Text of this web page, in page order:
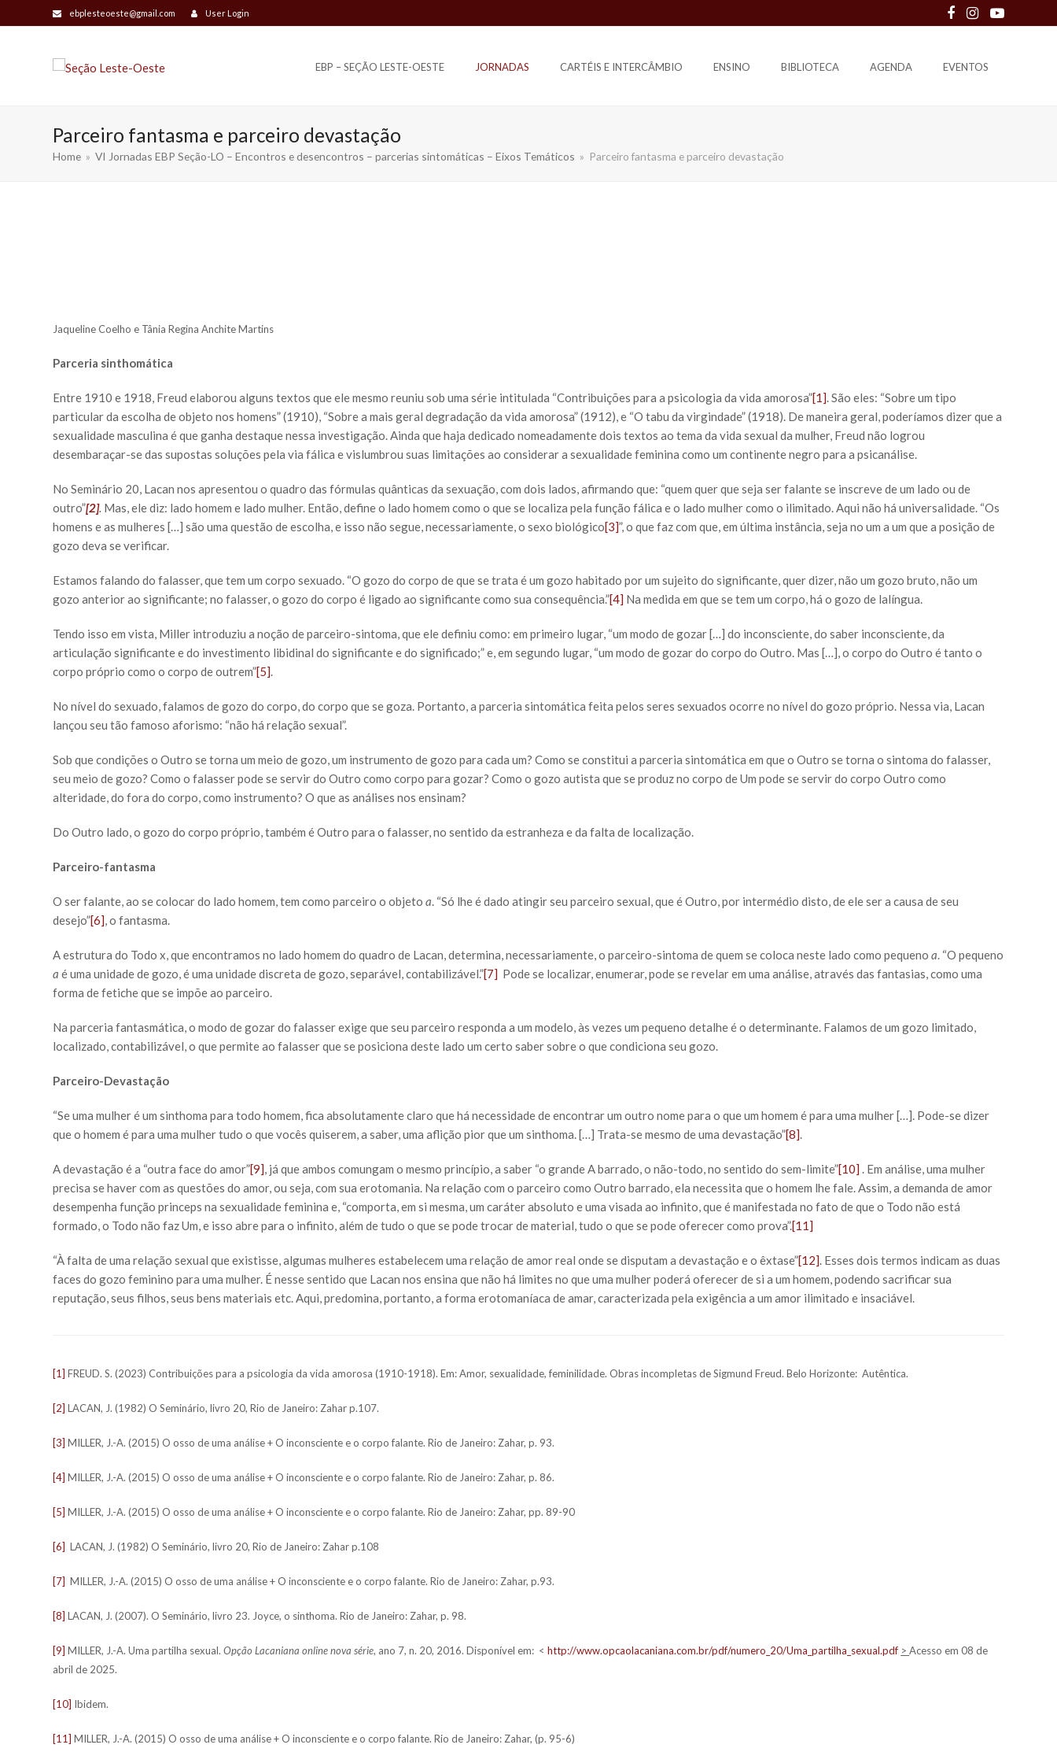
ebplesteoeste@gmail.com User Login Facebook
Instagram
Youtube
EBP – SEÇÃO LESTE-OESTE JORNADAS CARTÉIS E INTERCÂMBIO ENSINO BIBLIOTECA AGENDA EVENTOS
Parceiro fantasma e parceiro devastação
Home » VI Jornadas EBP Seção-LO – Encontros e desencontros – parcerias sintomáticas – Eixos Temáticos » Parceiro fantasma e parceiro devastação
Jaqueline Coelho e Tânia Regina Anchite Martins
Parceria sinthomática
Entre 1910 e 1918, Freud elaborou alguns textos que ele mesmo reuniu sob uma série intitulada “Contribuições para a psicologia da vida amorosa”[1]. São eles: “Sobre um tipo
particular da escolha de objeto nos homens” (1910), “Sobre a mais geral degradação da vida amorosa” (1912), e “O tabu da virgindade” (1918). De maneira geral, poderíamos dizer que a
sexualidade masculina é que ganha destaque nessa investigação. Ainda que haja dedicado nomeadamente dois textos ao tema da vida sexual da mulher, Freud não logrou
desembaraçar-se das supostas soluções pela via fálica e vislumbrou suas limitações ao considerar a sexualidade feminina como um continente negro para a psicanálise.
No Seminário 20, Lacan nos apresentou o quadro das fórmulas quânticas da sexuação, com dois lados, afirmando que: “quem quer que seja ser falante se inscreve de um lado ou de
outro”[2]. Mas, ele diz: lado homem e lado mulher. Então, define o lado homem como o que se localiza pela função fálica e o lado mulher como o ilimitado. Aqui não há universalidade. “Os
homens e as mulheres […] são uma questão de escolha, e isso não segue, necessariamente, o sexo biológico[3]”, o que faz com que, em última instância, seja no um a um que a posição de
gozo deva se verificar.
Estamos falando do falasser, que tem um corpo sexuado. “O gozo do corpo de que se trata é um gozo habitado por um sujeito do significante, quer dizer, não um gozo bruto, não um
gozo anterior ao significante; no falasser, o gozo do corpo é ligado ao significante como sua consequência.”[4] Na medida em que se tem um corpo, há o gozo de lalíngua.
Tendo isso em vista, Miller introduziu a noção de parceiro-sintoma, que ele definiu como: em primeiro lugar, “um modo de gozar […] do inconsciente, do saber inconsciente, da
articulação significante e do investimento libidinal do significante e do significado;” e, em segundo lugar, “um modo de gozar do corpo do Outro. Mas […], o corpo do Outro é tanto o
corpo próprio como o corpo de outrem”[5].
No nível do sexuado, falamos de gozo do corpo, do corpo que se goza. Portanto, a parceria sintomática feita pelos seres sexuados ocorre no nível do gozo próprio. Nessa via, Lacan
lançou seu tão famoso aforismo: “não há relação sexual”.
Sob que condições o Outro se torna um meio de gozo, um instrumento de gozo para cada um? Como se constitui a parceria sintomática em que o Outro se torna o sintoma do falasser,
seu meio de gozo? Como o falasser pode se servir do Outro como corpo para gozar? Como o gozo autista que se produz no corpo de Um pode se servir do corpo Outro como
alteridade, do fora do corpo, como instrumento? O que as análises nos ensinam?
Do Outro lado, o gozo do corpo próprio, também é Outro para o falasser, no sentido da estranheza e da falta de localização.
Parceiro-fantasma
O ser falante, ao se colocar do lado homem, tem como parceiro o objetoa. “Só lhe é dado atingir seu parceiro sexual, que é Outro, por intermédio disto, de ele ser a causa de seu
desejo”[6], o fantasma.
A estrutura do Todo x, que encontramos no lado homem do quadro de Lacan, determina, necessariamente, o parceiro-sintoma de quem se coloca neste lado como pequenoa. “O pequeno
a é uma unidade de gozo, é uma unidade discreta de gozo, separável, contabilizável.”[7] Pode se localizar, enumerar, pode se revelar em uma análise, através das fantasias, como uma
forma de fetiche que se impõe ao parceiro.
Na parceria fantasmática, o modo de gozar do falasser exige que seu parceiro responda a um modelo, às vezes um pequeno detalhe é o determinante. Falamos de um gozo limitado,
localizado, contabilizável, o que permite ao falasser que se posiciona deste lado um certo saber sobre o que condiciona seu gozo.
Parceiro-Devastação
“Se uma mulher é um sinthoma para todo homem, fica absolutamente claro que há necessidade de encontrar um outro nome para o que um homem é para uma mulher […]. Pode-se dizer
que o homem é para uma mulher tudo o que vocês quiserem, a saber, uma aflição pior que um sinthoma. […] Trata-se mesmo de uma devastação”[8].
A devastação é a “outra face do amor”[9], já que ambos comungam o mesmo princípio, a saber “o grande A barrado, o não-todo, no sentido do sem-limite”[10] . Em análise, uma mulher
precisa se haver com as questões do amor, ou seja, com sua erotomania. Na relação com o parceiro como Outro barrado, ela necessita que o homem lhe fale. Assim, a demanda de amor
desempenha função princeps na sexualidade feminina e, “comporta, em si mesma, um caráter absoluto e uma visada ao infinito, que é manifestada no fato de que o Todo não está
formado, o Todo não faz Um, e isso abre para o infinito, além de tudo o que se pode trocar de material, tudo o que se pode oferecer como prova”.[11]
“À falta de uma relação sexual que existisse, algumas mulheres estabelecem uma relação de amor real onde se disputam a devastação e o êxtase”[12]. Esses dois termos indicam as duas
faces do gozo feminino para uma mulher. É nesse sentido que Lacan nos ensina que não há limites no que uma mulher poderá oferecer de si a um homem, podendo sacrificar sua
reputação, seus filhos, seus bens materiais etc. Aqui, predomina, portanto, a forma erotomaníaca de amar, caracterizada pela exigência a um amor ilimitado e insaciável.
[1] FREUD. S. (2023) Contribuições para a psicologia da vida amorosa (1910-1918). Em: Amor, sexualidade, feminilidade. Obras incompletas de Sigmund Freud. Belo Horizonte: Autêntica.
[2] LACAN, J. (1982) O Seminário, livro 20, Rio de Janeiro: Zahar p.107.
[3] MILLER, J.-A. (2015) O osso de uma análise + O inconsciente e o corpo falante. Rio de Janeiro: Zahar, p. 93.
[4] MILLER, J.-A. (2015) O osso de uma análise + O inconsciente e o corpo falante. Rio de Janeiro: Zahar, p. 86.
[5] MILLER, J.-A. (2015) O osso de uma análise + O inconsciente e o corpo falante. Rio de Janeiro: Zahar, pp. 89-90
[6] LACAN, J. (1982) O Seminário, livro 20, Rio de Janeiro: Zahar p.108
[7] MILLER, J.-A. (2015) O osso de uma análise + O inconsciente e o corpo falante. Rio de Janeiro: Zahar, p.93.
[8] LACAN, J. (2007). O Seminário, livro 23. Joyce, o sinthoma. Rio de Janeiro: Zahar, p. 98.
[9] MILLER, J.-A. Uma partilha sexual.Opção Lacaniana online nova série, ano 7, n. 20, 2016. Disponível em: <http://www.opcaolacaniana.com.br/pdf/numero_20/Uma_partilha_sexual.pdf >Acesso em 08 de
abril de 2025.
[10] Ibidem.
[11] MILLER, J.-A. (2015) O osso de uma análise + O inconsciente e o corpo falante. Rio de Janeiro: Zahar, (p. 95-6)